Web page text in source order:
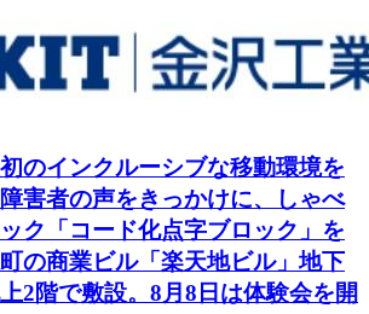
初のインクルーシブな移動環境を
害者の声をきっかけに、しゃべ
ク「コード化点字ブロック」を
の商業ビル「楽天地ビル」地下
2階で敷設。8月8日は体験会を開